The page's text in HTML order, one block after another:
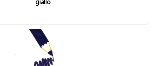
giallo